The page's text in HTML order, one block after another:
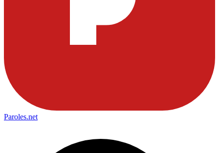
Paroles.net